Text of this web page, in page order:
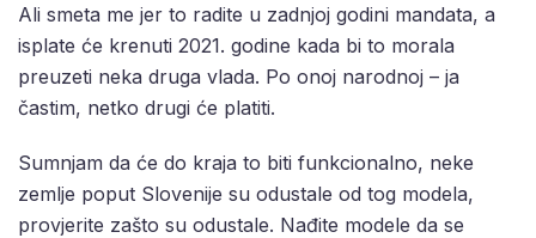
Ali smeta me jer to radite u zadnjoj godini mandata, a
isplate će krenuti 2021. godine kada bi to morala
preuzeti neka druga vlada. Po onoj narodnoj – ja
častim, netko drugi će platiti.
Sumnjam da će do kraja to biti funkcionalno, neke
zemlje poput Slovenije su odustale od tog modela,
provjerite zašto su odustale. Nađite modele da se